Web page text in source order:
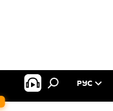
РУС